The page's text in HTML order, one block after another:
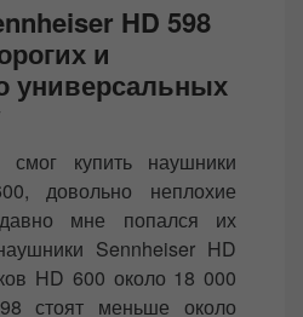
HD 598
и
универсальных
купить наушники
довольно неплохие
мне попался их
Sennheiser HD
HD 600 около 18 000
стоят меньше около